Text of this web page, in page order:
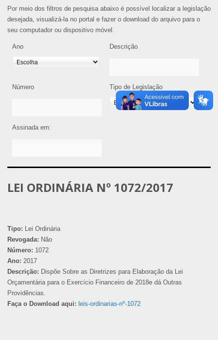
Por meio dos filtros de pesquisa abaixo é possível localizar a legislação
desejada, visualizá-la no portal e fazer o download do arquivo para o
seu computador ou dispositivo móvel.
Ano Descrição
Número Tipo de Legislação
Assinada em:
LEI ORDINÁRIA Nº 1072/2017
Tipo: Lei Ordinária
Revogada: Não
Número: 1072
Ano: 2017
Descrição: Dispõe Sobre as Diretrizes para Elaboração da Lei
Orçamentária para o Exercício Financeiro de 2018e dá Outras
Providências.
Faça o Download aqui: leis-ordinarias-nº-1072